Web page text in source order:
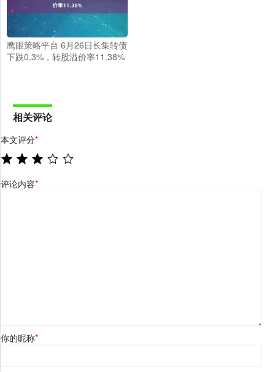
鹰眼策略平台 6月26日长集转债
下跌0.3%，转股溢价率11.38%
相关评论
本文评分*
评论内容*
你的昵称*